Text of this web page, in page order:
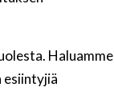
Haluamme
esiintyjiä